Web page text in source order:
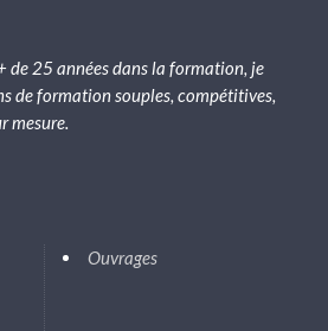
de 25 années dans la formation, je
de formation souples, compétitives,
mesure.
Ouvrages